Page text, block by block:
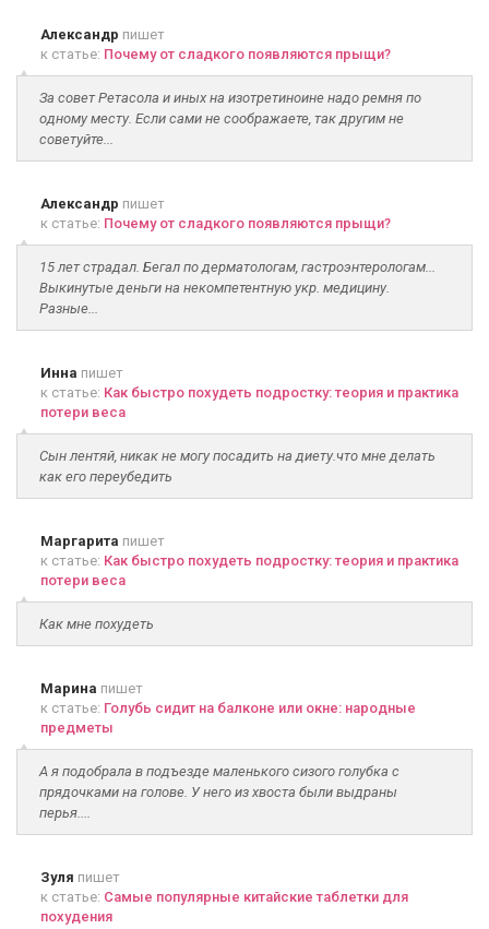
Александр пишет
к статье: Почему от сладкого появляются прыщи?
За совет Ретасола и иных на изотретиноине надо ремня по
одному месту. Если сами не соображаете, так другим не
советуйте...
Александр пишет
к статье: Почему от сладкого появляются прыщи?
15 лет страдал. Бегал по дерматологам, гастроэнтерологам...
Выкинутые деньги на некомпетентную укр. медицину.
Разные...
Инна пишет
к статье: Как быстро похудеть подростку: теория и практика
потери веса
Сын лентяй, никак не могу посадить на диету.что мне делать
как его переубедить
Маргарита пишет
к статье: Как быстро похудеть подростку: теория и практика
потери веса
Как мне похудеть
Марина пишет
к статье: Голубь сидит на балконе или окне: народные
предметы
А я подобрала в подъезде маленького сизого голубка с
прядочками на голове. У него из хвоста были выдраны
перья....
Зуля пишет
к статье: Самые популярные китайские таблетки для
похудения